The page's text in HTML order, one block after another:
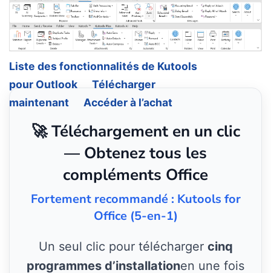
Liste des fonctionnalités de Kutools
pour Outlook
Télécharger
maintenant
Accéder à l’achat
🚀 Téléchargement en un clic
— Obtenez tous les
compléments Office
Fortement recommandé : Kutools for
Office (5-en-1)
Un seul clic pour télécharger cinq
programmes d’installationen une fois